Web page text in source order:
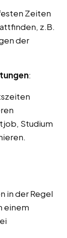
Zeiten
z.B.
der
:
Studium
in der Regel
einem